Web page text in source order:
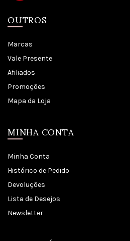
OUTROS
Marcas
Vale Presente
Afiliados
Promoções
Mapa da Loja
MINHA CONTA
Minha Conta
Histórico de Pedido
Devoluções
Lista de Desejos
Newsletter